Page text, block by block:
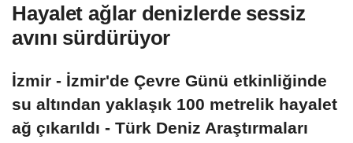
Hayalet ağlar denizlerde sessiz
avını sürdürüyor
İzmir - İzmir'de Çevre Günü etkinliğinde
su altından yaklaşık 100 metrelik hayalet
ağ çıkarıldı - Türk Deniz Araştırmaları